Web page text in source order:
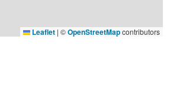
Leaflet | ©OpenStreetMapcontributors